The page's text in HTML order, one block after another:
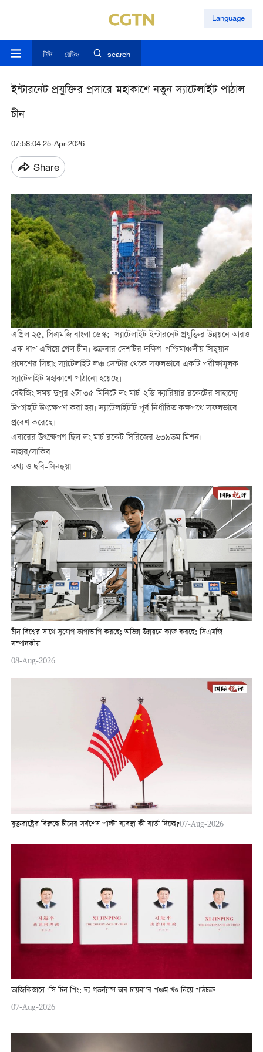
Language
টিভি রেডিও search
ইন্টারনেট প্রযুক্তির প্রসারে মহাকাশে নতুন স্যাটেলাইট পাঠাল
চীন
07:58:04 25-Apr-2026
Share
এপ্রিল ২৫, সিএমজি বাংলা ডেস্ক: স্যাটেলাইট ইন্টারনেট প্রযুক্তির উন্নয়নে আরও
এক ধাপ এগিয়ে গেল চীন। শুক্রবার দেশটির দক্ষিণ-পশ্চিমাঞ্চলীয় সিছুয়ান
প্রদেশের সিছাং স্যাটেলাইট লঞ্চ সেন্টার থেকে সফলভাবে একটি পরীক্ষামূলক
স্যাটেলাইট মহাকাশে পাঠানো হয়েছে।
বেইজিং সময় দুপুর ২টা ৩৫ মিনিটে লং মার্চ-২ডি ক্যারিয়ার রকেটের সাহায্যে
উপগ্রহটি উৎক্ষেপণ করা হয়। স্যাটেলাইটটি পূর্ব নির্ধারিত কক্ষপথে সফলভাবে
প্রবেশ করেছে।
এবারের উৎক্ষেপণ ছিল লং মার্চ রকেট সিরিজের ৬৩৯তম মিশন।
নাহার/সাকিব
তথ্য ও ছবি-সিনহুয়া
চীন বিশ্বের সাথে সুযোগ ভাগাভাগি করছে; অভিন্ন উন্নয়নে কাজ করছে: সিএমজি
সম্পাদকীয়
08-Aug-2026
যুক্তরাষ্ট্রের বিরুদ্ধে চীনের সর্বশেষ পাল্টা ব্যবস্থা কী বার্তা দিচ্ছে?07-Aug-2026
তাজিকিস্তানে ‘সি চিন পিং: দ্য গভর্ন্যান্স অব চায়না’র পঞ্চম খণ্ড নিয়ে পাঠচক্র
07-Aug-2026